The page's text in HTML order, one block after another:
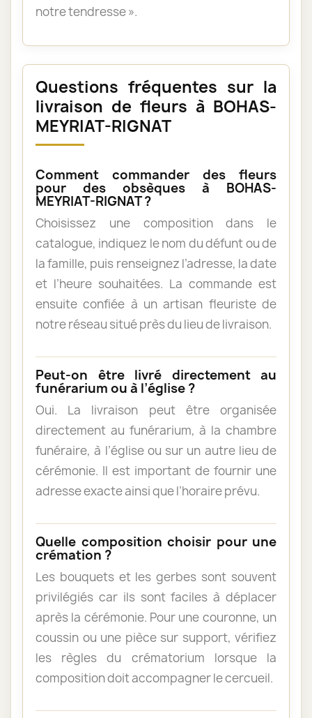
notre tendresse ».
Questions fréquentes sur la
livraison de fleurs à BOHAS-
MEYRIAT-RIGNAT
Comment commander des fleurs
pour des obsèques à BOHAS-
MEYRIAT-RIGNAT ?
Choisissez une composition dans le
catalogue, indiquez le nom du défunt ou de
la famille, puis renseignez l’adresse, la date
et l’heure souhaitées. La commande est
ensuite confiée à un artisan fleuriste de
notre réseau situé près du lieu de livraison.
Peut-on être livré directement au
funérarium ou à l’église ?
Oui. La livraison peut être organisée
directement au funérarium, à la chambre
funéraire, à l’église ou sur un autre lieu de
cérémonie. Il est important de fournir une
adresse exacte ainsi que l’horaire prévu.
Quelle composition choisir pour une
crémation ?
Les bouquets et les gerbes sont souvent
privilégiés car ils sont faciles à déplacer
après la cérémonie. Pour une couronne, un
coussin ou une pièce sur support, vérifiez
les règles du crématorium lorsque la
composition doit accompagner le cercueil.